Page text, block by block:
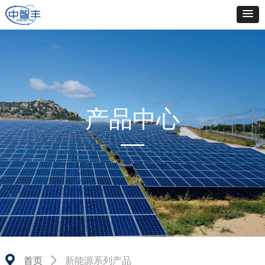
产品中心
—
끇 首页 ꄲ 新能源系列产品